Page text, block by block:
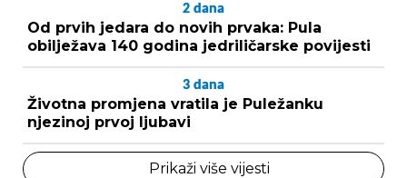
2 dana
Od prvih jedara do novih prvaka: Pula
obilježava 140 godina jedriličarske povijesti
3 dana
Životna promjena vratila je Puležanku
njezinoj prvoj ljubavi
Prikaži više vijesti